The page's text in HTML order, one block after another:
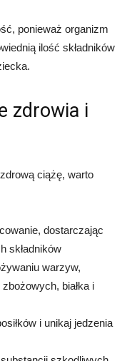
ponieważ organizm
ilość składników
zdrowia i
ciążę, warto
dostarczając
składników
warzyw,
białka i
i unikaj jedzenia